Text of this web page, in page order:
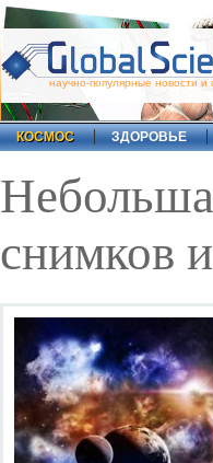
научно-популярные новости и
КОСМОС ЗДОРОВЬЕ
снимков